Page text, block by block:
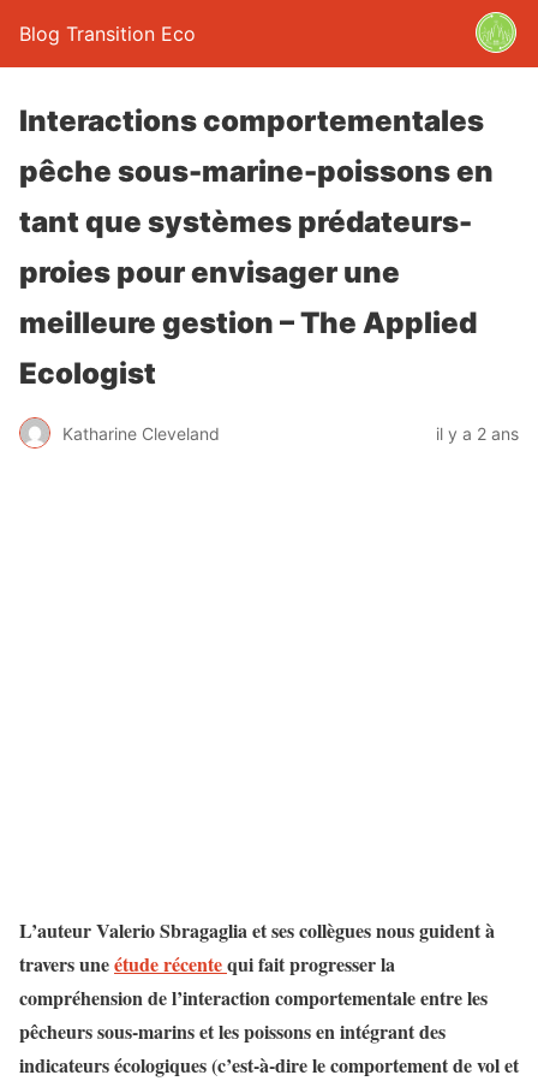
Blog Transition Eco
Interactions comportementales
pêche sous-marine-poissons en
tant que systèmes prédateurs-
proies pour envisager une
meilleure gestion – The Applied
Ecologist
Katharine Cleveland il y a 2 ans
L’auteur Valerio Sbragaglia et ses collègues nous guident à
travers uneétude récentequi fait progresser la
compréhension de l’interaction comportementale entre les
pêcheurs sous-marins et les poissons en intégrant des
indicateurs écologiques (c’est-à-dire le comportement de vol et